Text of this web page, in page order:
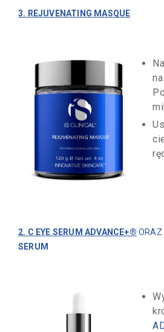
3. REJUVENATING MASQUE
2. C EYE SERUM ADVANCE+® ORAZ
SERUM